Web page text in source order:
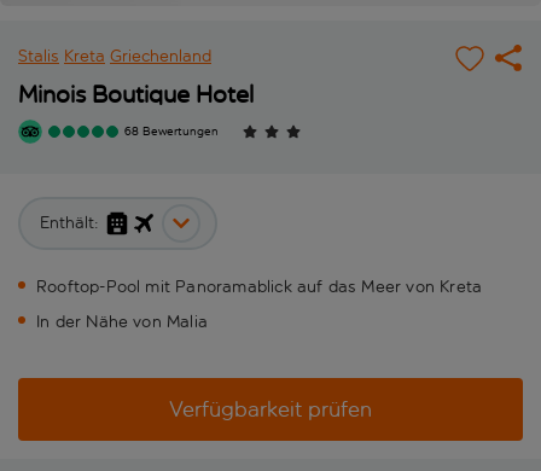
Stalis Kreta Griechenland
Minois Boutique Hotel
68 Bewertungen
Enthält:
Rooftop-Pool mit Panoramablick auf das Meer von Kreta
In der Nähe von Malia
Verfügbarkeit prüfen